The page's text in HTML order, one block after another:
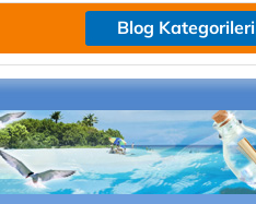
Blog Kategorileri